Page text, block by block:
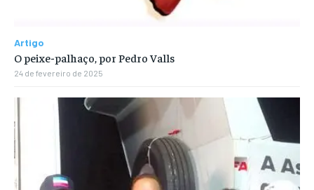
Artigo
O peixe-palhaço, por Pedro Valls
24 de fevereiro de 2025